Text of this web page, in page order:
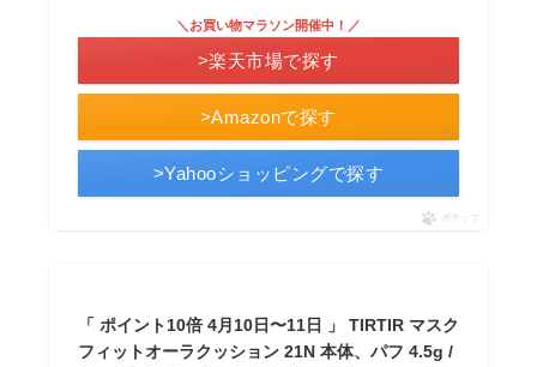
>Amazonで探す
＼お買い物マラソン開催中！／
>楽天市場で探す
>Yahooショッピングで探す
ポチップ
「 ポイント10倍 4月10日〜11日 」 TIRTIR マスク
フィットオーラクッション 21N 本体、パフ 4.5g /